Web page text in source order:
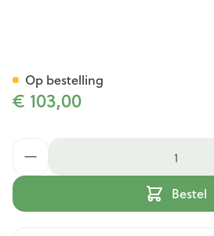
€ 103,00
Bestel
Op bestelling